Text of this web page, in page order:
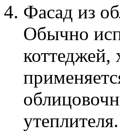
Фасад из
Обычно
коттеджей,
утеплителя.